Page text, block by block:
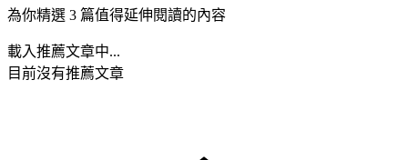
為你精選 3 篇值得延伸閱讀的內容
載入推薦文章中...
目前沒有推薦文章